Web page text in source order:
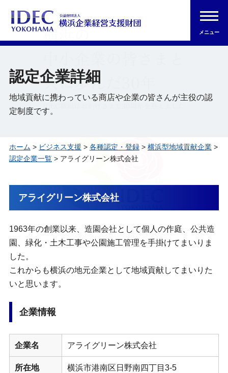
メニュー
認定企業詳細
地域貢献に携わっている商店や企業の皆さんが主役の認
定制度です。
ホーム > ビジネス支援 > 各種認定・登録> 横浜型地域貢献企業>
認定企業一覧> アライグリーン株式会社
アライグリーン株式会社
1963年の創業以来、造園会社として個人の作庭、公共造
園、緑化・土木工事や公園施工管理を手掛けてまいりま
した。
これからも横浜の地元企業として地域貢献してまいりた
いと思います。
企業情報
企業名 アライグリーン株式会社
所在地 横浜市港南区日野南四丁目3-5